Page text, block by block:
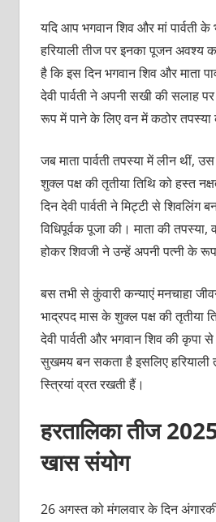
यदि आप भगवान शिव और मां पार्वती
ह‍रियाली तीज पर इनका पूजन अवश्‍य
है कि इस दिन भगवान शिव और माता
देवी पार्वती ने अपनी सखी की सलाह
रूप में पाने के लिए वन में कठोर तपस्‍या
जब माता पार्वती तपस्‍या में लीन थीं,
शुक्‍ल पक्ष की तृतीया तिथि को हस्‍त
दिन देवी पार्वती ने मिट्टी से शिवलिंग
विधिपूर्वक पूजा की। माता की
होकर शिवजी ने उन्‍हें अपनी पत्‍नी के
बस तभी से कुंवारी कन्‍याएं मनचाहा
भाद्रपद मास के शुक्‍ल पक्ष की तृतीया
देवी पार्वती और भगवान शिव की कृपा
सुखमय बन सकता है इसलिए हरियाली
स्त्रियां व्रत रखती हैं।
हरतालिका तीज
खास संयोग
26 अगस्‍त को मंगलवार के दिन